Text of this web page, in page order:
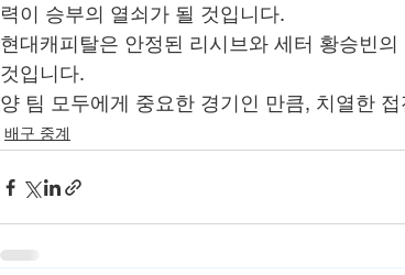
력이 승부의 열쇠가 될 것입니다.
현대캐피탈은 안정된 리시브와 세터 황승빈
것입니다.
양 팀 모두에게 중요한 경기인 만큼, 치열한
배구 중계